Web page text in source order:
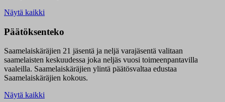
Näytä kaikki
Päätöksenteko
Saamelaiskäräjien 21 jäsentä ja neljä varajäsentä valitaan
saamelaisten keskuudessa joka neljäs vuosi toimeenpantavilla
vaaleilla. Saamelaiskäräjien ylintä päätösvaltaa edustaa
Saamelaiskäräjien kokous.
Näytä kaikki